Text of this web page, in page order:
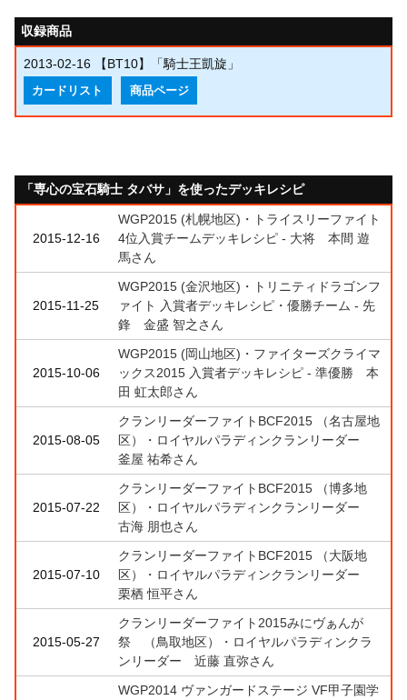
収録商品
2013-02-16 【BT10】「騎士王凱旋」
カードリスト 商品ページ
「専心の宝石騎士 タバサ」を使ったデッキレシピ
2015-12-16
WGP2015 (札幌地区)・トライスリーファイト
4位入賞チームデッキレシピ - 大将 本間 遊
馬さん
2015-11-25
WGP2015 (金沢地区)・トリニティドラゴンフ
ァイト 入賞者デッキレシピ・優勝チーム - 先
鋒 金盛 智之さん
2015-10-06
WGP2015 (岡山地区)・ファイターズクライマ
ックス2015 入賞者デッキレシピ - 準優勝 本
田 虹太郎さん
2015-08-05
クランリーダーファイトBCF2015 （名古屋地
区）・ロイヤルパラディンクランリーダー
釜屋 祐希さん
2015-07-22
クランリーダーファイトBCF2015 （博多地
区）・ロイヤルパラディンクランリーダー
古海 朋也さん
2015-07-10
クランリーダーファイトBCF2015 （大阪地
区）・ロイヤルパラディンクランリーダー
栗栖 恒平さん
2015-05-27
クランリーダーファイト2015みにヴぁんが
祭 （鳥取地区）・ロイヤルパラディンクラ
ンリーダー 近藤 直弥さん
WGP2014 ヴァンガードステージ VF甲子園学